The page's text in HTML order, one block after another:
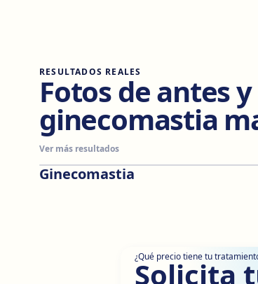
RESULTADOS REALES
Fotos de antes
ginecomastia
Ver más resultados
Antes
Ginecomastia
¿Qué precio tiene tu
Solicita